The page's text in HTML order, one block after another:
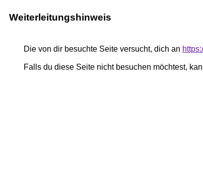
Weiterleitungshinweis
Die von dir besuchte Seite versucht, dich an
Falls du diese Seite nicht besuchen möchtest,